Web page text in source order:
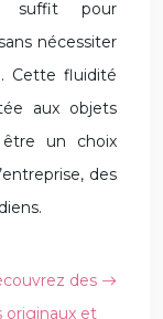
suffit pour
nécessiter
Cette fluidité
aux objets
un choix
des
des
originaux et